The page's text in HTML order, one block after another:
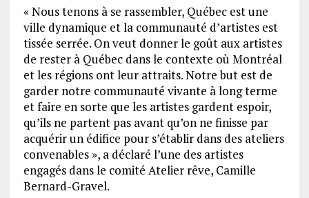
« Nous tenons à se rassembler, Québec est une
ville dynamique et la communauté d’artistes est
tissée serrée. On veut donner le goût aux artistes
de rester à Québec dans le contexte où Montréal
et les régions ont leur attraits. Notre but est de
garder notre communauté vivante à long terme
et faire en sorte que les artistes gardent espoir,
qu’ils ne partent pas avant qu’on ne finisse par
acquérir un édifice pour s’établir dans des ateliers
convenables », a déclaré l’une des artistes
engagés dans le comité Atelier rêve, Camille
Bernard-Gravel.